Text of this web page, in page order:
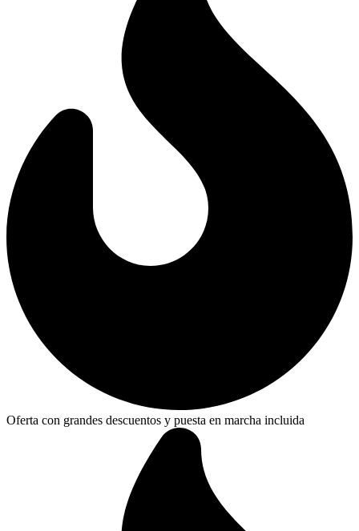
Oferta con grandes descuentos y puesta en marcha incluida